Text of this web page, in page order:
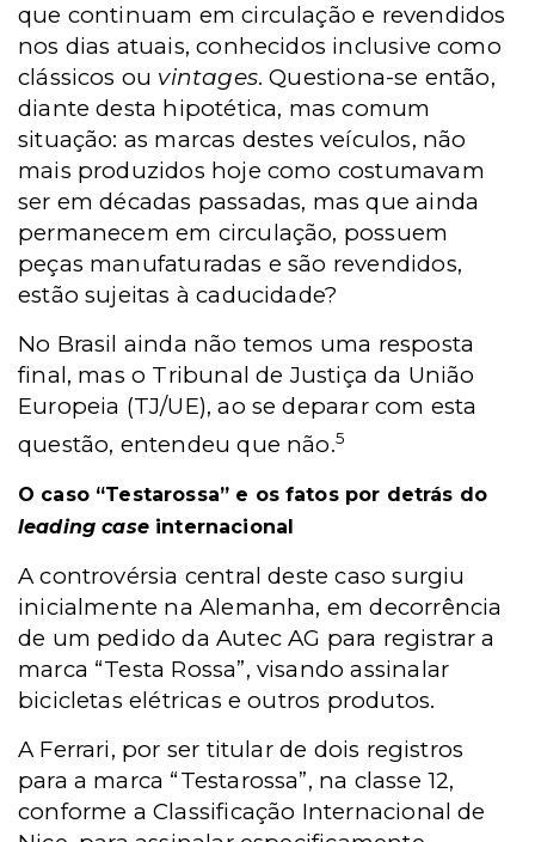
que continuam em circulação e revendidos
nos dias atuais, conhecidos inclusive como
clássicos ou vintages. Questiona-se então,
diante desta hipotética, mas comum
situação: as marcas destes veículos, não
mais produzidos hoje como costumavam
ser em décadas passadas, mas que ainda
permanecem em circulação, possuem
peças manufaturadas e são revendidos,
estão sujeitas à caducidade?
No Brasil ainda não temos uma resposta
final, mas o Tribunal de Justiça da União
Europeia (TJ/UE), ao se deparar com esta
questão, entendeu que não.5
O caso “Testarossa” e os fatos por detrás do
leading case internacional
A controvérsia central deste caso surgiu
inicialmente na Alemanha, em decorrência
de um pedido da Autec AG para registrar a
marca “Testa Rossa”, visando assinalar
bicicletas elétricas e outros produtos.
A Ferrari, por ser titular de dois registros
para a marca “Testarossa”, na classe 12,
conforme a Classificação Internacional de